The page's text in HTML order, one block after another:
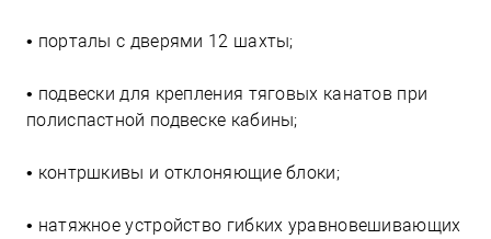
• порталы с дверями 12 шахты;
• подвески для крепления тяговых канатов при
полиспастной подвеске кабины;
• контршкивы и отклоняющие блоки;
• натяжное устройство гибких уравновешивающих